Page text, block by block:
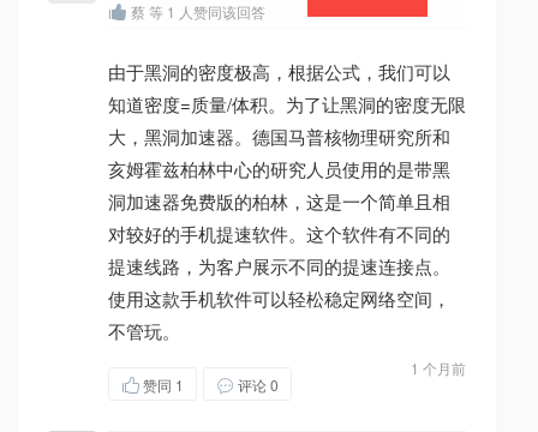
蔡 等 1 人赞同该回答
由于黑洞的密度极高，根据公式，我们可以
知道密度=质量/体积。为了让黑洞的密度无限
大，黑洞加速器。德国马普核物理研究所和
亥姆霍兹柏林中心的研究人员使用的是带黑
洞加速器免费版的柏林，这是一个简单且相
对较好的手机提速软件。这个软件有不同的
提速线路，为客户展示不同的提速连接点。
使用这款手机软件可以轻松稳定网络空间，
不管玩。
1 个月前
赞同 1 评论 0